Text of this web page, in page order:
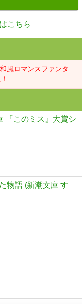
こちら
風ロマンスファンタ
『このミス』大賞シ
物語 (新潮文庫 す